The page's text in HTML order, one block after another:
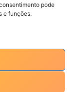
pode
e funções.
Direitos